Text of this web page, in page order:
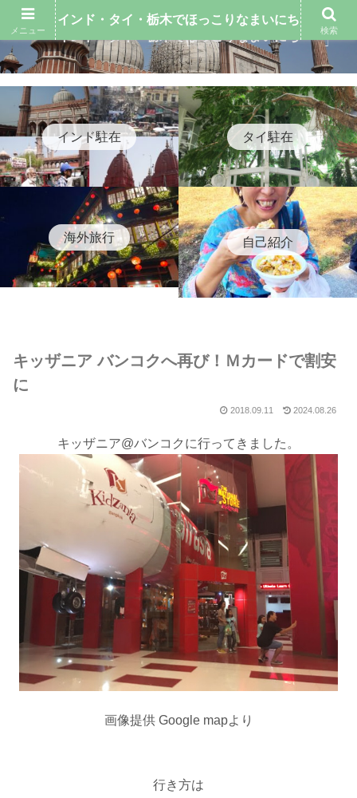
インド駐在 タイ駐在
海外旅行 自己紹介
キッザニア バンコクへ再び！Ｍカードで割安
に
2018.09.11 2024.08.26
キッザニア@バンコクに行ってきました。
画像提供 Google mapより
行き方は
メニュー
インド・タイ・栃木でほっこりなまいにち
検索